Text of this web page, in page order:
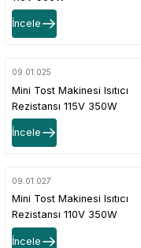
İncele
09.01.025
Mini Tost Makinesi Isıtıcı
Rezistansı 115V 350W
İncele
09.01.027
Mini Tost Makinesi Isıtıcı
Rezistansı 110V 350W
İncele